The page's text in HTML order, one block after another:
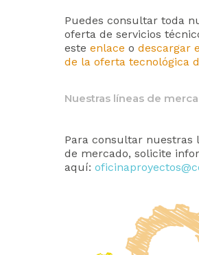
Puedes consultar toda
oferta de servicios
este enlace o descargar
de la oferta tecnológica
Nuestras líneas de
Para consultar nuestras
de mercado, solicite
aquí: